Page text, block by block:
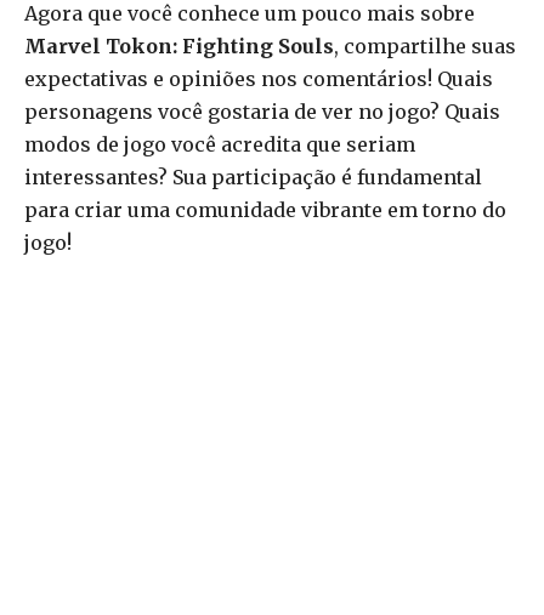
Agora que você conhece um pouco mais sobre
Marvel Tokon: Fighting Souls, compartilhe suas
expectativas e opiniões nos comentários! Quais
personagens você gostaria de ver no jogo? Quais
modos de jogo você acredita que seriam
interessantes? Sua participação é fundamental
para criar uma comunidade vibrante em torno do
jogo!